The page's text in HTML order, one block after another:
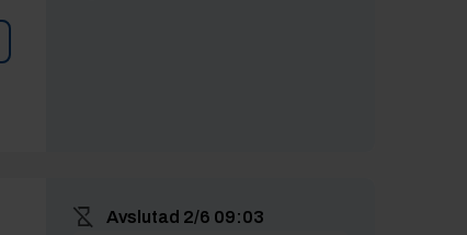
Avslutad 2/6 09:03